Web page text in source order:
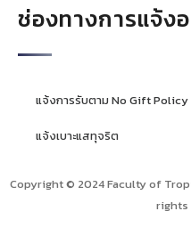
ช่องทางการแจ้ง
แจ้งการรับตาม No Gift Policy
แจ้งเบาะแสทุจริต
Copyright © 2024 Faculty of
rights